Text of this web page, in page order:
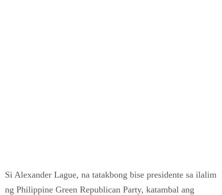
Si Alexander Lague, na tatakbong bise presidente sa ilalim
ng Philippine Green Republican Party, katambal ang